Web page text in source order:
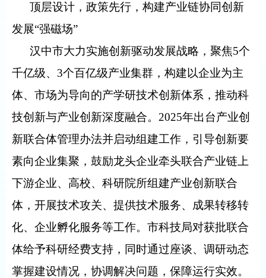
顶层设计，政策先行，构建产业链协同创新
发展“强磁场”
汉中市大力实施创新驱动发展战略，聚焦5个
千亿级、3个百亿级产业集群，构建以企业为主
体、市场为导向的产学研技术创新体系，推动科
技创新与产业创新深度融合。2025年出台产业创
新联合体管理办法并启动组建工作，引导创新要
素向企业集聚，鼓励龙头企业牵头联合产业链上
下游企业、高校、科研院所组建产业创新联合
体，开展技术攻关、提供技术服务、成果转移转
化、企业孵化服务等工作。市科技局对获批联合
体给予科研经费支持，同时通过座谈、调研动态
掌握建设情况，协调解决问题，保障运行实效。